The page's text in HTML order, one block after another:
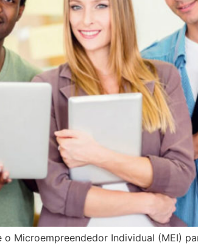
Microempreendedor Individual (MEI)